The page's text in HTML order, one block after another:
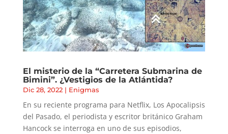
El misterio de la “Carretera Submarina de
Bimini”. ¿Vestigios de la Atlántida?
Dic 28, 2022| Enigmas
En su reciente programa para Netflix, Los Apocalipsis
del Pasado, el periodista y escritor británico Graham
Hancock se interroga en uno de sus episodios,